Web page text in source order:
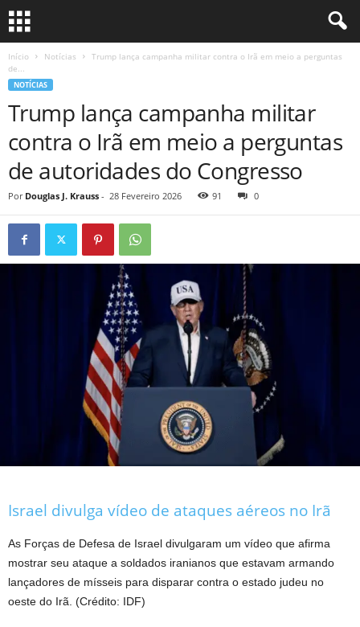
Início Notícias
Trump lança campanha militar contra o Irã em meio a perguntas
de...
NOTÍCIAS
Trump lança campanha militar
contra o Irã em meio a perguntas
de autoridades do Congresso
Por Douglas J. Krauss - 28 Fevereiro 2026 91 0
Israel divulga vídeo de ataques aéreos no Irã
As Forças de Defesa de Israel divulgaram um vídeo que afirma
mostrar seu ataque a soldados iranianos que estavam armando
lançadores de mísseis para disparar contra o estado judeu no
oeste do Irã. (Crédito: IDF)